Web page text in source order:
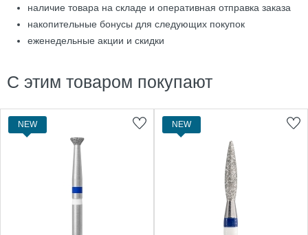
наличие товара на складе и оперативная отправка заказа
накопительные бонусы для следующих покупок
еженедельные акции и скидки
С этим товаром покупают
NEW NEW